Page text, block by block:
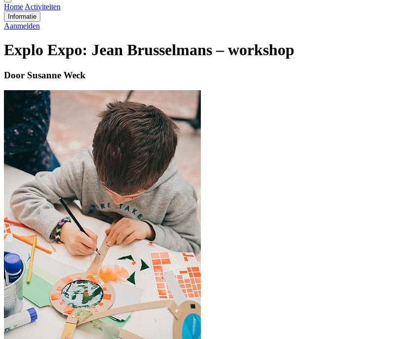
menu
Home Activiteiten
Informatie
Aanmelden
Explo Expo: Jean Brusselmans – workshop
Door Susanne Weck